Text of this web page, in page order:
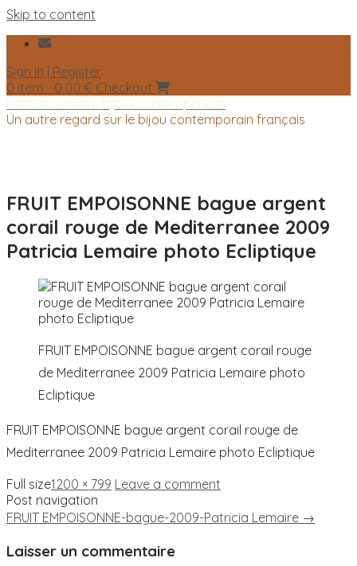
Skip to content
Sign In | Register
0 item - 0,00 € Checkout
Patricia Lemaire bijoux contemporains
Un autre regard sur le bijou contemporain français
FRUIT EMPOISONNE bague argent
corail rouge de Mediterranee 2009
Patricia Lemaire photo Ecliptique
FRUIT EMPOISONNE bague argent corail rouge
de Mediterranee 2009 Patricia Lemaire photo
Ecliptique
FRUIT EMPOISONNE bague argent corail rouge de
Mediterranee 2009 Patricia Lemaire photo Ecliptique
Full size1200 × 799 Leave a comment
Post navigation
FRUIT EMPOISONNE-bague-2009-Patricia Lemaire →
Laisser un commentaire